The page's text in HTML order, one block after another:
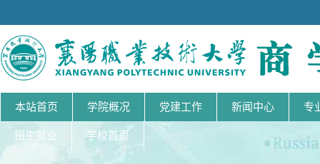
本站首页 学院概况 党建工作 新闻中心 专
招生就业 学校首页